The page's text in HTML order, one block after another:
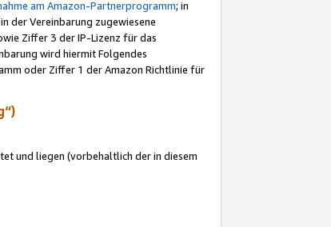
am Amazon-Partnerprogramm; in
der Vereinbarung zugewiesene
Ziffer 3 der IP-Lizenz für das
wird hiermit Folgendes
oder Ziffer 1 der Amazon Richtlinie für
und liegen (vorbehaltlich der in diesem